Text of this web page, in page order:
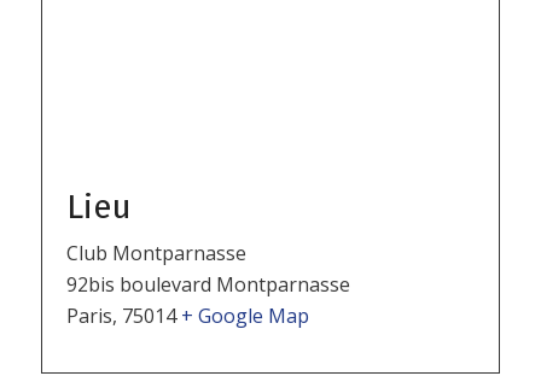
Lieu
Club Montparnasse
92bis boulevard Montparnasse
Paris, 75014 + Google Map